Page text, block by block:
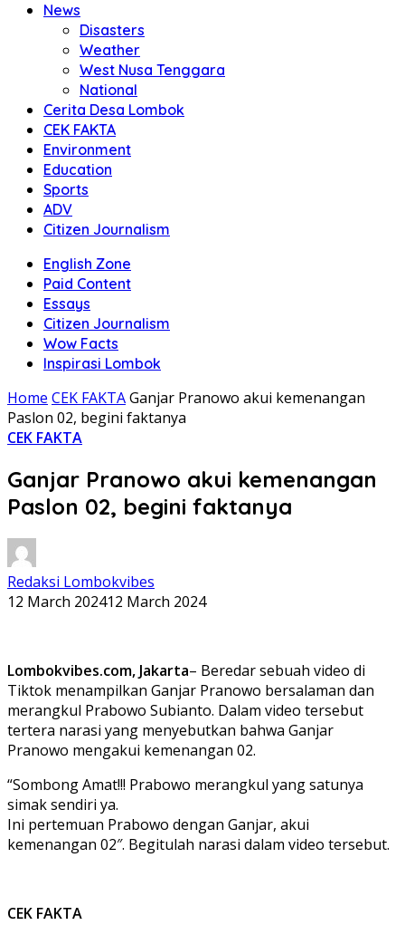
News
Disasters
Weather
West Nusa Tenggara
National
Cerita Desa Lombok
CEK FAKTA
Environment
Education
Sports
ADV
Citizen Journalism
English Zone
Paid Content
Essays
Citizen Journalism
Wow Facts
Inspirasi Lombok
Home CEK FAKTAGanjar Pranowo akui kemenangan
Paslon 02, begini faktanya
CEK FAKTA
Ganjar Pranowo akui kemenangan
Paslon 02, begini faktanya
Redaksi Lombokvibes
12 March 202412 March 2024
Lombokvibes.com, Jakarta– Beredar sebuah video di
Tiktok menampilkan Ganjar Pranowo bersalaman dan
merangkul Prabowo Subianto. Dalam video tersebut
tertera narasi yang menyebutkan bahwa Ganjar
Pranowo mengakui kemenangan 02.
“Sombong Amat!!! Prabowo merangkul yang satunya
simak sendiri ya.
Ini pertemuan Prabowo dengan Ganjar, akui
kemenangan 02″. Begitulah narasi dalam video tersebut.
CEK FAKTA